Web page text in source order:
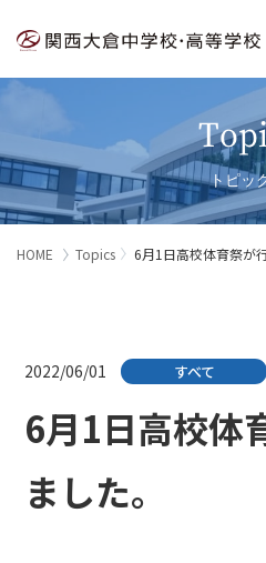
トピッ
HOME Topics 6月1日高校体育祭が
2022/06/01 すべて
6月1日高校体
ました。